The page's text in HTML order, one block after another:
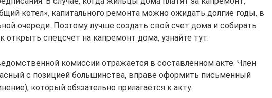
котел», капитального ремонта можно ожидать долгие годы, в
очереди. Поэтому лучше создать свой счет дома и собирать
открыть спецсчет на капремонт дома, узнайте тут.
комиссии отражается в составленном акте. Член
с позицией большинства, вправе оформить письменный
который обязательно прилагается к акту.